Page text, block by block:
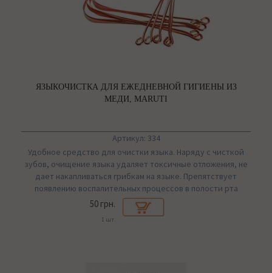
ЯЗЫКОЧИСТКА ДЛЯ ЕЖЕДНЕВНОЙ ГИГИЕНЫ ИЗ
МЕДИ, MARUTI
Артикул: 334
Удобное средство для очистки языка. Наряду с чисткой
зубов, очищение языка удаляет токсичные отложения, не
дает накапливаться грибкам на языке. Препятствует
появлению воспалительных процессов в полости рта
50 грн.
1 шт.